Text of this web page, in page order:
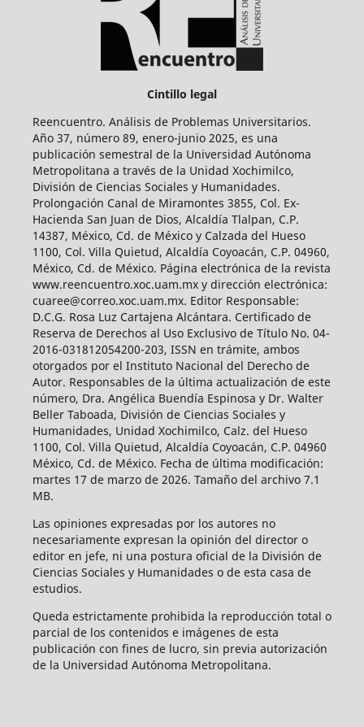
Cintillo legal
Reencuentro. Análisis de Problemas Universitarios.
Año 37, número 89, enero-junio 2025, es una
publicación semestral de la Universidad Autónoma
Metropolitana a través de la Unidad Xochimilco,
División de Ciencias Sociales y Humanidades.
Prolongación Canal de Miramontes 3855, Col. Ex-
Hacienda San Juan de Dios, Alcaldía Tlalpan, C.P.
14387, México, Cd. de México y Calzada del Hueso
1100, Col. Villa Quietud, Alcaldía Coyoacán, C.P. 04960,
México, Cd. de México. Página electrónica de la revista
www.reencuentro.xoc.uam.mx y dirección electrónica:
cuaree@correo.xoc.uam.mx. Editor Responsable:
D.C.G. Rosa Luz Cartajena Alcántara. Certificado de
Reserva de Derechos al Uso Exclusivo de Título No. 04-
2016-031812054200-203, ISSN en trámite, ambos
otorgados por el Instituto Nacional del Derecho de
Autor. Responsables de la última actualización de este
número, Dra. Angélica Buendía Espinosa y Dr. Walter
Beller Taboada, División de Ciencias Sociales y
Humanidades, Unidad Xochimilco, Calz. del Hueso
1100, Col. Villa Quietud, Alcaldía Coyoacán, C.P. 04960
México, Cd. de México. Fecha de última modificación:
martes 17 de marzo de 2026. Tamaño del archivo 7.1
MB.
Las opiniones expresadas por los autores no
necesariamente expresan la opinión del director o
editor en jefe, ni una postura oficial de la División de
Ciencias Sociales y Humanidades o de esta casa de
estudios.
Queda estrictamente prohibida la reproducción total o
parcial de los contenidos e imágenes de esta
publicación con fines de lucro, sin previa autorización
de la Universidad Autónoma Metropolitana.